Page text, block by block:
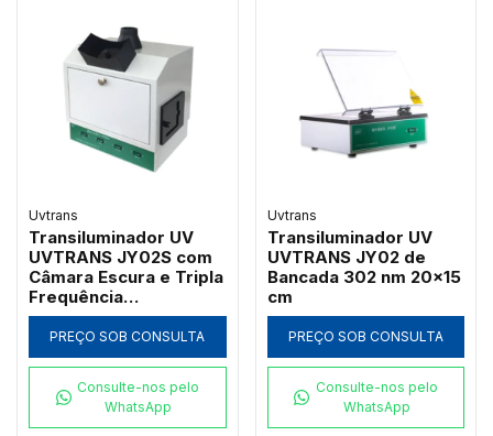
Uvtrans
Transiluminador UV
UVTRANS JY02S com
Câmara Escura e Tripla
Frequência
254/302/365 nm
PREÇO SOB CONSULTA
Consulte-nos pelo
WhatsApp
Uvtrans
Transiluminador UV
UVTRANS JY02 de
Bancada 302 nm 20x15
cm
PREÇO SOB CONSULTA
Consulte-nos pelo
WhatsApp